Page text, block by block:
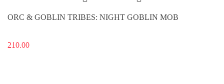
ORC & GOBLIN TRIBES: NIGHT GOBLIN MOB
210.00